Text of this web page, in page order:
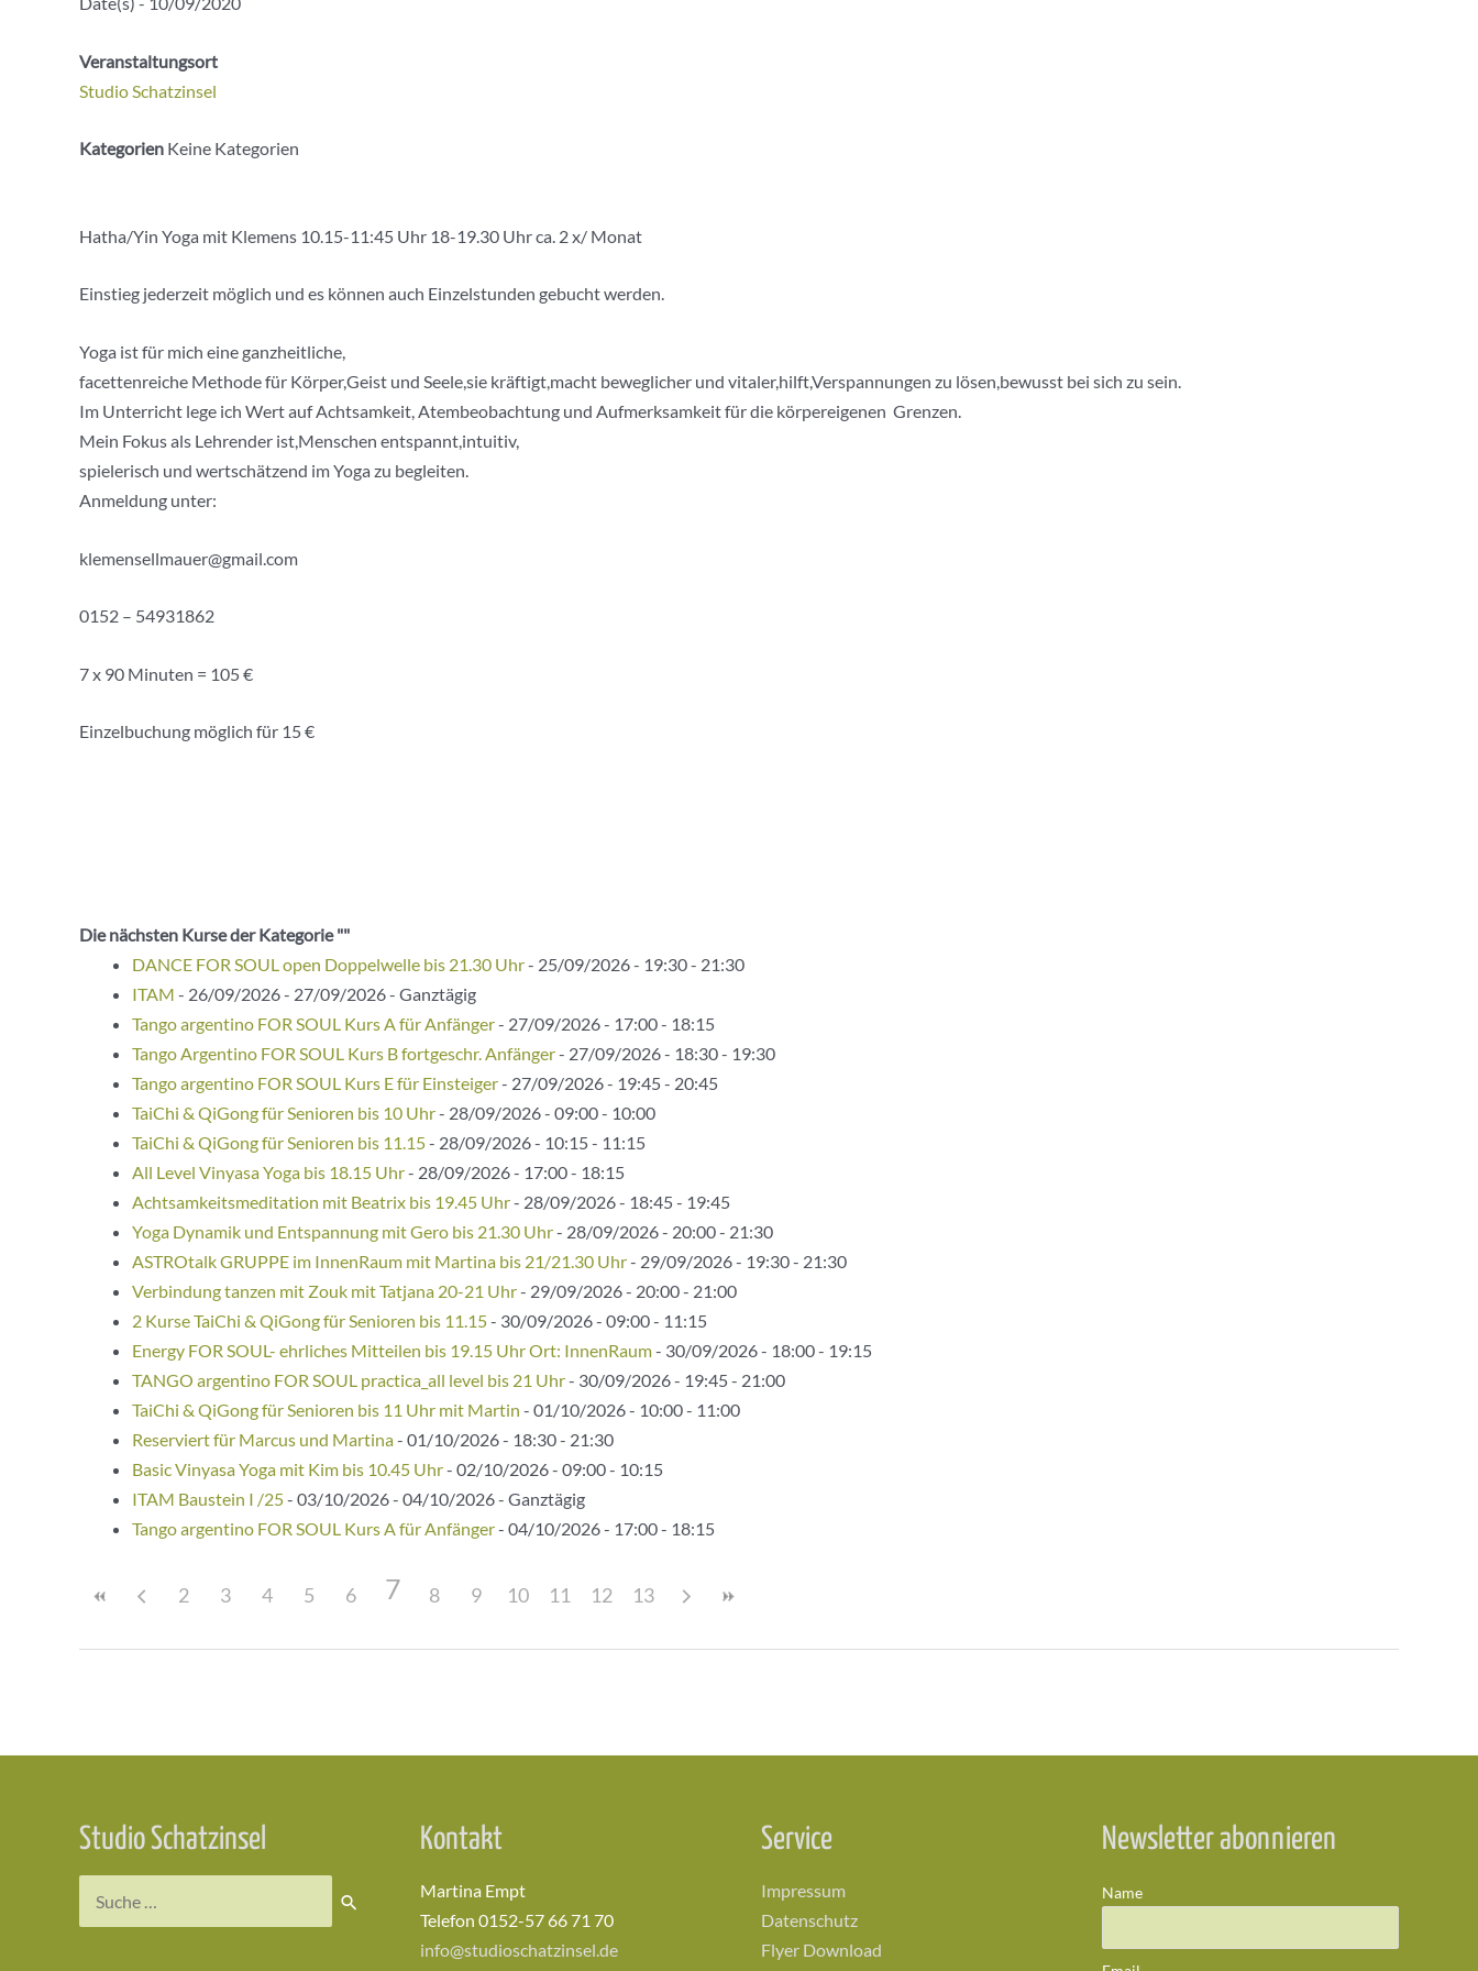
Veranstaltungsort
Studio Schatzinsel
Kategorien Keine Kategorien
Hatha/Yin Yoga mit Klemens 10.15-11:45 Uhr 18-19.30 Uhr ca. 2 x/ Monat
Einstieg jederzeit möglich und es können auch Einzelstunden gebucht werden.
Yoga ist für mich eine ganzheitliche,
facettenreiche Methode für Körper,Geist und Seele,sie kräftigt,macht beweglicher und vitaler,hilft,Verspannungen zu lösen,bewusst bei sich zu sein.
Im Unterricht lege ich Wert auf Achtsamkeit, Atembeobachtung und Aufmerksamkeit für die körpereigenen Grenzen.
Mein Fokus als Lehrender ist,Menschen entspannt,intuitiv,
spielerisch und wertschätzend im Yoga zu begleiten.
Anmeldung unter:
klemensellmauer@gmail.com
0152 – 54931862
7 x 90 Minuten = 105 €
Einzelbuchung möglich für 15 €
Die nächsten Kurse der Kategorie ""
DANCE FOR SOUL open Doppelwelle bis 21.30 Uhr- 25/09/2026 - 19:30 - 21:30
ITAM - 26/09/2026 - 27/09/2026 - Ganztägig
Tango argentino FOR SOUL Kurs A für Anfänger- 27/09/2026 - 17:00 - 18:15
Tango Argentino FOR SOUL Kurs B fortgeschr. Anfänger- 27/09/2026 - 18:30 - 19:30
Tango argentino FOR SOUL Kurs E für Einsteiger- 27/09/2026 - 19:45 - 20:45
TaiChi & QiGong für Senioren bis 10 Uhr- 28/09/2026 - 09:00 - 10:00
TaiChi & QiGong für Senioren bis 11.15- 28/09/2026 - 10:15 - 11:15
All Level Vinyasa Yoga bis 18.15 Uhr- 28/09/2026 - 17:00 - 18:15
Achtsamkeitsmeditation mit Beatrix bis 19.45 Uhr- 28/09/2026 - 18:45 - 19:45
Yoga Dynamik und Entspannung mit Gero bis 21.30 Uhr- 28/09/2026 - 20:00 - 21:30
ASTROtalk GRUPPE im InnenRaum mit Martina bis 21/21.30 Uhr- 29/09/2026 - 19:30 - 21:30
Verbindung tanzen mit Zouk mit Tatjana 20-21 Uhr- 29/09/2026 - 20:00 - 21:00
2 Kurse TaiChi & QiGong für Senioren bis 11.15- 30/09/2026 - 09:00 - 11:15
Energy FOR SOUL- ehrliches Mitteilen bis 19.15 Uhr Ort: InnenRaum- 30/09/2026 - 18:00 - 19:15
TANGO argentino FOR SOUL practica_all level bis 21 Uhr- 30/09/2026 - 19:45 - 21:00
TaiChi & QiGong für Senioren bis 11 Uhr mit Martin - 01/10/2026 - 10:00 - 11:00
Reserviert für Marcus und Martina- 01/10/2026 - 18:30 - 21:30
Basic Vinyasa Yoga mit Kim bis 10.45 Uhr- 02/10/2026 - 09:00 - 10:15
ITAM Baustein I /25- 03/10/2026 - 04/10/2026 - Ganztägig
Tango argentino FOR SOUL Kurs A für Anfänger- 04/10/2026 - 17:00 - 18:15
2 3 4 5 6 7 8 9 10 11 12 13
Studio Schatzinsel Kontakt
Martina Empt
Telefon 0152-57 66 71 70
info@studioschatzinsel.de
Service
Impressum
Datenschutz
Flyer Download
Newsletter abonnieren
Name